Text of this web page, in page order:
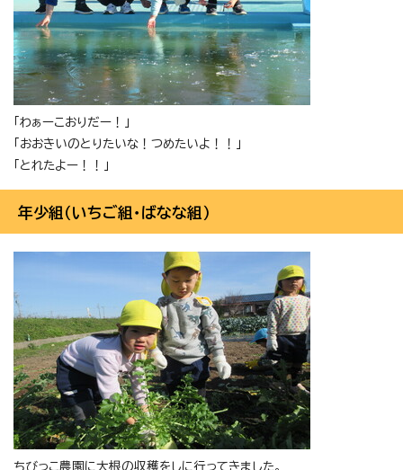
「わぁーこおりだー！」
「おおきいのとりたいな！つめたいよ！！」
「とれたよー！！」
年少組（いちご組・ばなな組）
ちびっこ農園に大根の収穫をしに行ってきました。